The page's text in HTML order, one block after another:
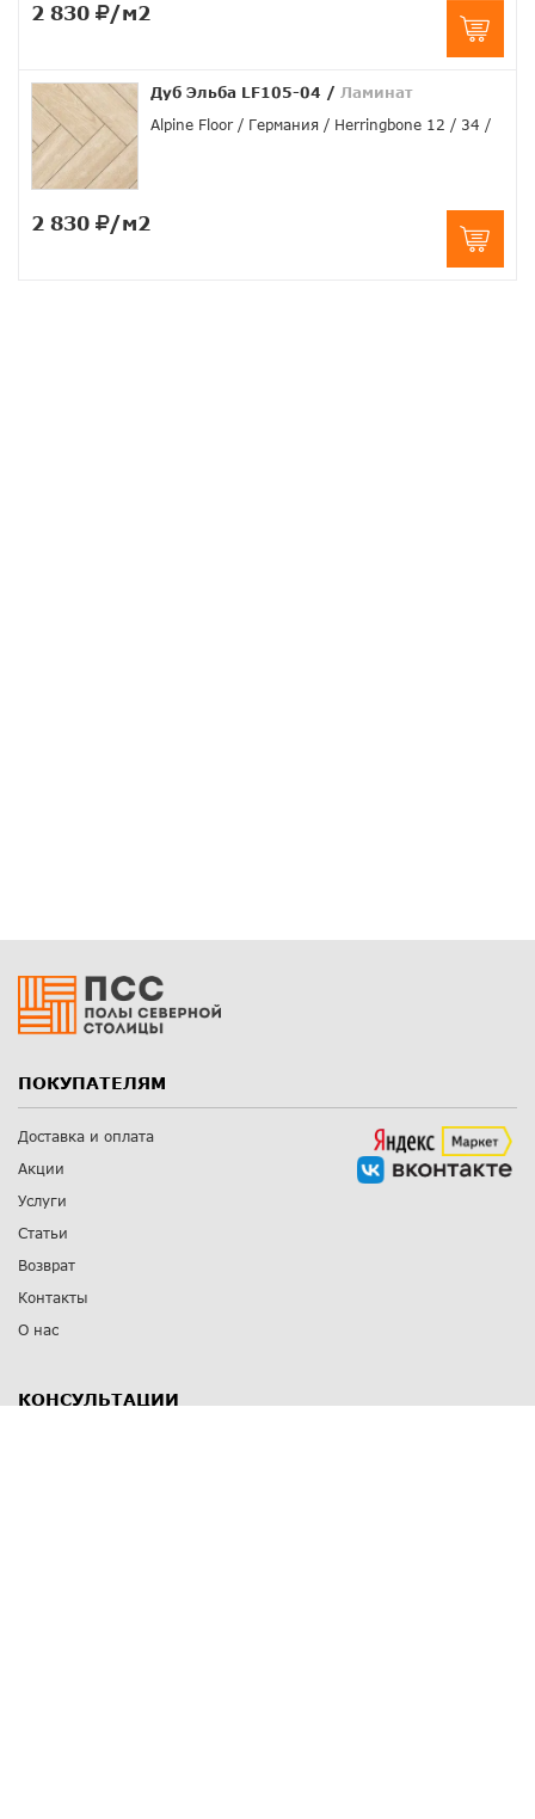
2 830 /м2
Дуб Эльба LF105-04 / Ламинат
Alpine Floor
Германия Herringbone 12 34
2 830 /м2
ПОКУПАТЕЛЯМ
Доставка и оплата
Акции
Услуги
Статьи
Возврат
Контакты
О нас
КОНСУЛЬТАЦИИ